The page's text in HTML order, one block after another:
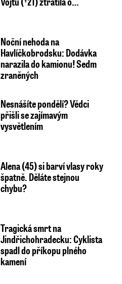
Noční nehoda na
Havlíčkobrodsku: Dodávka
narazila do kamionu! Sedm
zraněných
Nesnášíte pondělí? Vědci
přišli se zajímavým
vysvětlením
Alena (45) si barví vlasy roky
špatně. Děláte stejnou
chybu?
Tragická smrt na
Jindřichohradecku: Cyklista
spadl do příkopu plného
kamení